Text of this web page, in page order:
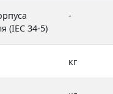
(IEC 34-5)
-
кг